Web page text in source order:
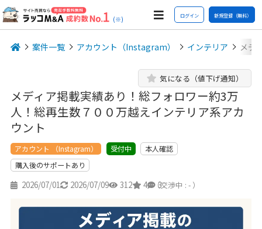
(※) ログイン 新規登録（無料）
案件一覧 アカウント（Instagram） インテリア メデ
メディア掲載実績あり！総フォロワー約3万
人！総再生数７００万越えインテリア系アカ
ウント
気になる（値下げ通知）
アカウント （Instagram） 受付中
本人確認
購入後のサポートあり
2026/07/01 2026/07/09 312 4 3
（交渉中 : - ）